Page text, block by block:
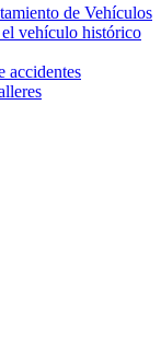
de Vehículos
vehículo histórico
accidentes